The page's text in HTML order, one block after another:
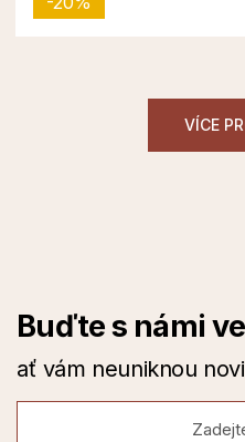
VÍCE
Buďte s námi
ať vám neuniknou